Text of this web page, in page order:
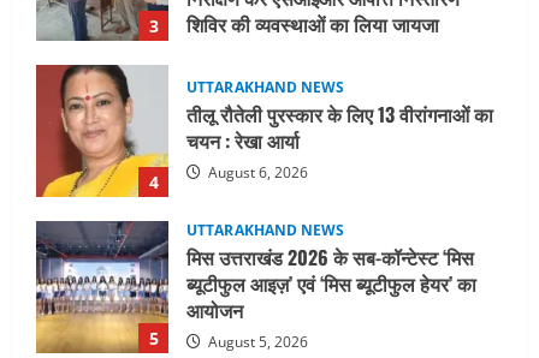
4 August 6, 2026
5
मिस उत्तराखंड 2026 के सब-कॉन्टेस्ट ‘मिस
ब्यूटीफुल आइज़’ एवं ‘मिस ब्यूटीफुल हेयर’ का
आयोजन
August 5, 2026
1
UTTARAKHAND NEWS
धामी कैबिनेट ने लिए कई महत्वपूर्ण निर्णय, अब
सामान्य वर्ग के पशुपालकों को भी गाय एवं भैंस
खरीद पर मिलेगा अनुदान, मजदूरी संहिता
नियमावली-2026 को मिली मंजूरी